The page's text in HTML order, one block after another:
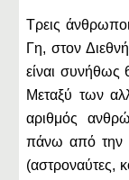
Τρεις
Γη, στον
είναι συνήθως
Μεταξύ των
αριθμός
πάνω από την
(αστροναύτες,